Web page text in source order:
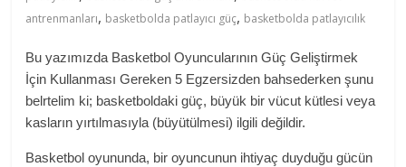
antrenmanları, basketbolda patlayıcı güç, basketbolda patlayıcılık
Bu yazımızda Basketbol Oyuncularının Güç Geliştirmek
İçin Kullanması Gereken 5 Egzersizden bahsederken şunu
belrtelim ki; basketboldaki güç, büyük bir vücut kütlesi veya
kasların yırtılmasıyla (büyütülmesi) ilgili değildir.
Basketbol oyununda, bir oyuncunun ihtiyaç duyduğu gücün